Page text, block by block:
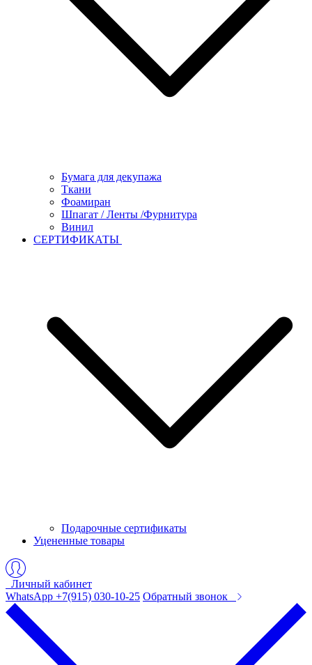
Бумага для декупажа
Ткани
Фоамиран
Шпагат / Ленты /Фурнитура
Винил
СЕРТИФИКАТЫ
Подарочные сертификаты
Уцененные товары
Личный кабинет
WhatsApp +7(915) 030-10-25 Обратный звонок